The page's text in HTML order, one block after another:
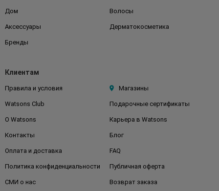
Дом Волосы
Аксессуары Дерматокосметика
Бренды
Клиентам
Правила и условия Магазины
Watsons Club Подарочные сертификаты
О Watsons Карьера в Watsons
Контакты Блог
Оплата и доставка FAQ
Политика конфиденциальности Публичная оферта
СМИ о нас Возврат заказа